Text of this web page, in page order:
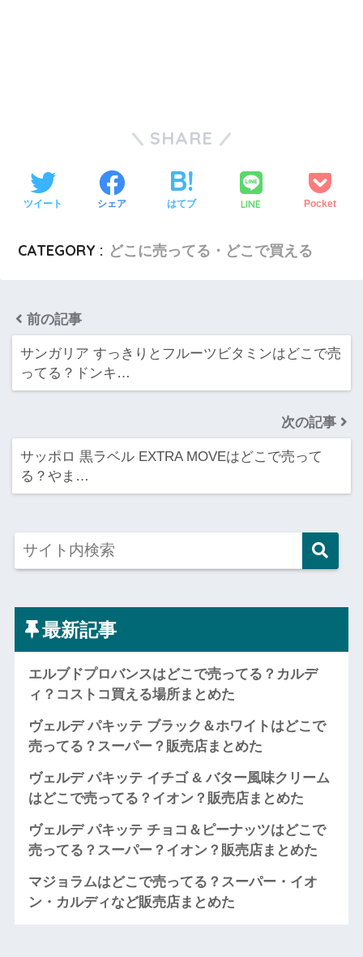
SHARE
ツイート シェア はてブ LINE Pocket
CATEGORY : どこに売ってる・どこで買える
前の記事
サンガリア すっきりとフルーツビタミンはどこで売
ってる？ドンキ…
次の記事
サッポロ 黒ラベル EXTRA MOVEはどこで売って
る？やま…
最新記事
エルブドプロバンスはどこで売ってる？カルデ
ィ？コストコ買える場所まとめた
ヴェルデ パキッテ ブラック＆ホワイトはどこで
売ってる？スーパー？販売店まとめた
ヴェルデ パキッテ イチゴ & バター風味クリーム
はどこで売ってる？イオン？販売店まとめた
ヴェルデ パキッテ チョコ＆ピーナッツはどこで
売ってる？スーパー？イオン？販売店まとめた
マジョラムはどこで売ってる？スーパー・イオ
ン・カルディなど販売店まとめた